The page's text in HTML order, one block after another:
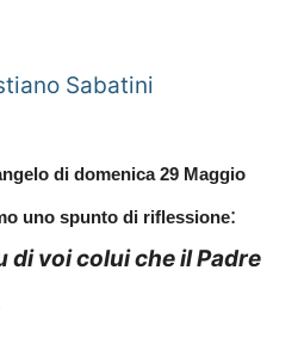
Sabatini
di domenica 29 Maggio
uno spunto di riflessione:
di voi colui che il Padre